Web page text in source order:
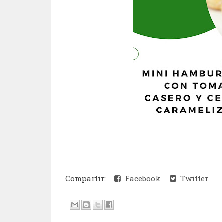
Compartir: Facebook Twitter